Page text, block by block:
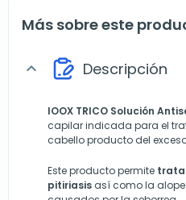
Más sobre este
expand_more Descripción
IOOX TRICO Solución
capilar indicada para el
cabello producto del
Este producto permite
pitiriasis así como la